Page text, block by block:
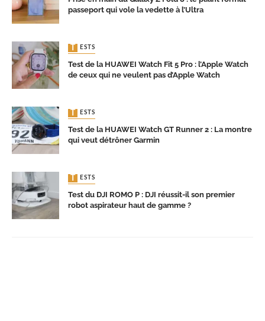
passeport qui vole la vedette à l’Ultra
TESTS
Test de la HUAWEI Watch Fit 5 Pro : l’Apple Watch
de ceux qui ne veulent pas d’Apple Watch
TESTS
Test de la HUAWEI Watch GT Runner 2 : La montre
qui veut détrôner Garmin
TESTS
Test du DJI ROMO P : DJI réussit-il son premier
robot aspirateur haut de gamme ?